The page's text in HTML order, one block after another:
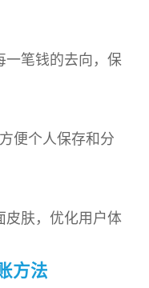
一笔钱的去向，保
便个人保存和分
皮肤，优化用户体
方法